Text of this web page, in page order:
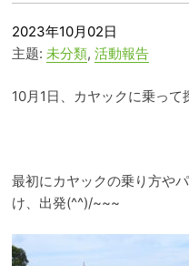
2023年10月02日
主题: 未分類, 活動報告
10月1日、カヤックに乗って
最初にカヤックの乗り方や
け、出発(^^)/~~~